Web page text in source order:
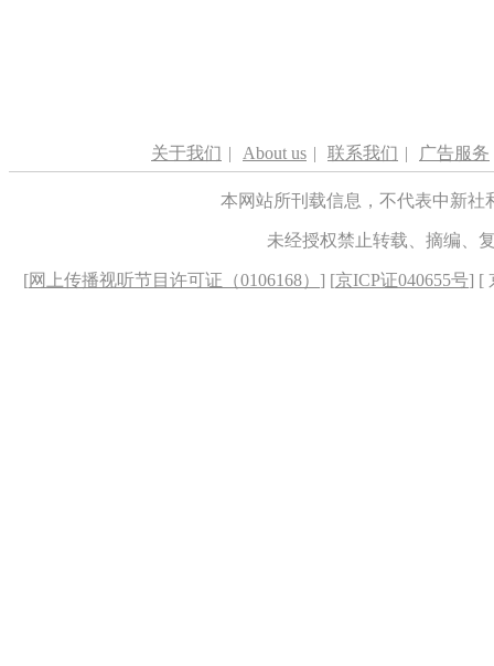
关于我们 | About us | 联系我们 | 广告服务
本网站所刊载信息，不代表中新
未经授权禁止转载、摘编、
[网上传播视听节目许可证（0106168） ] [京ICP证040655号] [